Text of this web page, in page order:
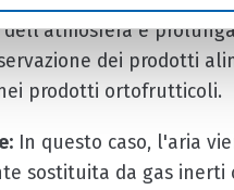
dell'atmosfera e
dei prodotti
prodotti ortofrutticoli.
In questo caso, l'aria
sostituita da gas inerti